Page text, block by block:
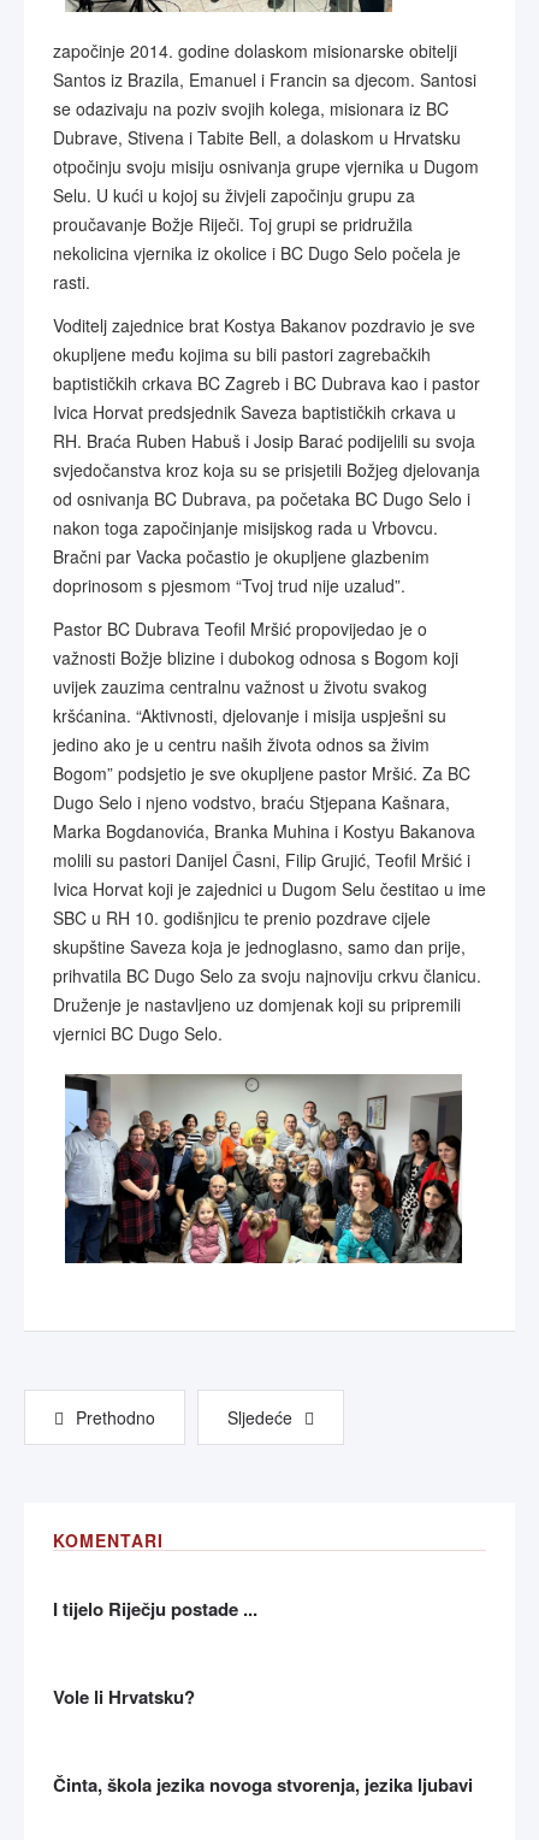
započinje 2014. godine dolaskom misionarske obitelji
Santos iz Brazila, Emanuel i Francin sa djecom. Santosi
se odazivaju na poziv svojih kolega, misionara iz BC
Dubrave, Stivena i Tabite Bell, a dolaskom u Hrvatsku
otpočinju svoju misiju osnivanja grupe vjernika u Dugom
Selu. U kući u kojoj su živjeli započinju grupu za
proučavanje Božje Riječi. Toj grupi se pridružila
nekolicina vjernika iz okolice i BC Dugo Selo počela je
rasti.
Voditelj zajednice brat Kostya Bakanov pozdravio je sve
okupljene među kojima su bili pastori zagrebačkih
baptističkih crkava BC Zagreb i BC Dubrava kao i pastor
Ivica Horvat predsjednik Saveza baptističkih crkava u
RH. Braća Ruben Habuš i Josip Barać podijelili su svoja
svjedočanstva kroz koja su se prisjetili Božjeg djelovanja
od osnivanja BC Dubrava, pa početaka BC Dugo Selo i
nakon toga započinjanje misijskog rada u Vrbovcu.
Bračni par Vacka počastio je okupljene glazbenim
doprinosom s pjesmom “Tvoj trud nije uzalud”.
Pastor BC Dubrava Teofil Mršić propovijedao je o
važnosti Božje blizine i dubokog odnosa s Bogom koji
uvijek zauzima centralnu važnost u životu svakog
kršćanina. “Aktivnosti, djelovanje i misija uspješni su
jedino ako je u centru naših života odnos sa živim
Bogom” podsjetio je sve okupljene pastor Mršić. Za BC
Dugo Selo i njeno vodstvo, braću Stjepana Kašnara,
Marka Bogdanovića, Branka Muhina i Kostyu Bakanova
molili su pastori Danijel Časni, Filip Grujić, Teofil Mršić i
Ivica Horvat koji je zajednici u Dugom Selu čestitao u ime
SBC u RH 10. godišnjicu te prenio pozdrave cijele
skupštine Saveza koja je jednoglasno, samo dan prije,
prihvatila BC Dugo Selo za svoju najnoviju crkvu članicu.
Druženje je nastavljeno uz domjenak koji su pripremili
vjernici BC Dugo Selo.
Prethodno Sljedeće
KOMENTARI
I tijelo Riječju postade ...
Vole li Hrvatsku?
Činta, škola jezika novoga stvorenja, jezika ljubavi